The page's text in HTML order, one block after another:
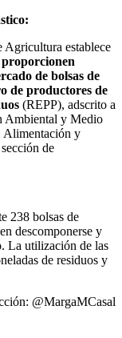
establece
proporcionen
de bolsas de
de productores de
(REPP), adscrito a
Ambiental y Medio
Alimentación y
de
238 bolsas de
descomponerse y
La utilización de las
de residuos y
@MargaMCasal